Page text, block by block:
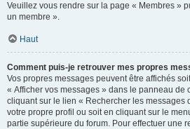
Veuillez vous rendre sur la page « Membres »
un membre ».
Haut
Comment puis-je retrouver mes propres
Vos propres messages peuvent être affichés
« Afficher vos messages » dans le panneau de
cliquant sur le lien « Rechercher les messages
votre propre profil ou soit en cliquant sur le
partie supérieure du forum. Pour effectuer une